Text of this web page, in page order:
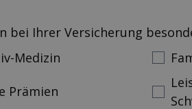
bei Ihrer Versicherung
Medizin
Prämien